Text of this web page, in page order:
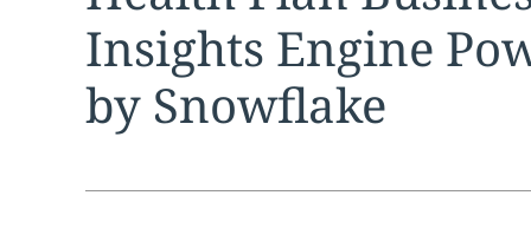
Insights Engine
by Snowflake